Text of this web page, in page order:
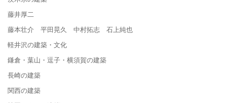
藤井厚二
藤本壮介 平田晃久 中村拓志 石上純也
軽井沢の建築・文化
鎌倉・葉山・逗子・横須賀の建築
長崎の建築
関西の建築